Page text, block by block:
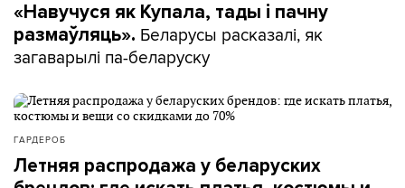
«Навучуся як Купала, тады і пачну
размаўляць». Беларусы расказалі, як
загаварылі па-беларуску
ГАРДЕРОБ
Летняя распродажа у беларуских